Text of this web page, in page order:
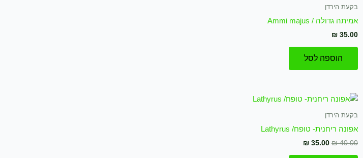
בקעת הירדן
אמיתה גדולה / Ammi majus
₪ 35.00
הוספה לסל
בקעת הירדן
אפונה ריחנית- טופח/ Lathyrus
₪40.00
המחיר
היה:
₪ 35.00
המחיר